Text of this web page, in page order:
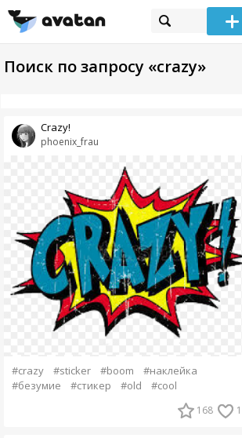
Поиск по запросу «crazy»
phoenix_frau
Crazy!
#crazy #sticker #boom
#наклейка
#безумие
#стикер #old #cool
168